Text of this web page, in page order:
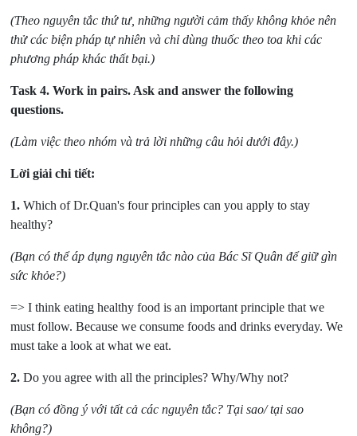
(Theo nguyên tắc thứ tư, những người cảm thấy không khỏe nên
thử các biện pháp tự nhiên và chỉ dùng thuốc theo toa khi các
phương pháp khác thất bại.)
Task 4. Work in pairs. Ask and answer the following
questions.
(Làm việc theo nhóm và trả lời những câu hỏi dưới đây.)
Lời giải chi tiết:
1. Which of Dr.Quan's four principles can you apply to stay
healthy?
(Bạn có thể áp dụng nguyên tắc nào của Bác Sĩ Quân để giữ gìn
sức khỏe?)
=> I think eating healthy food is an important principle that we
must follow. Because we consume foods and drinks everyday. We
must take a look at what we eat.
2. Do you agree with all the principles? Why/Why not?
(Bạn có đồng ý với tất cả các nguyên tắc? Tại sao/ tại sao
không?)